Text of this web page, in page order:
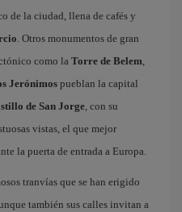
de la ciudad, llena de cafés y
. Otros monumentos de gran
como la Torre de Belem,
Jerónimos pueblan la capital
de San Jorge, con su
vistas, el que mejor
la puerta de entrada a Europa.
tranvías que se han erigido
también sus calles invitan a